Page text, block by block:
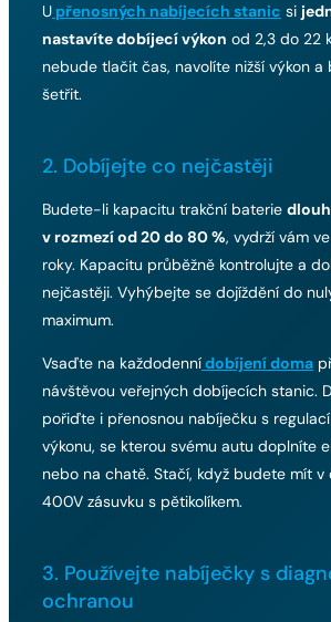
U přenosných nabíjecích stanic si
nastavíte dobíjecí výkon od 2,3 do 22
nebude tlačit čas, navolíte nižší výkon
šetřit.
2. Dobíjejte co nejčastěji
Budete-li kapacitu trakční baterie
v rozmezí od 20 do 80 %, vydrží vám
roky. Kapacitu průběžně kontrolujte a
nejčastěji. Vyhýbejte se dojíždění do
maximum.
Vsaďte na každodennídobíjení doma
návštěvou veřejných dobíjecích stanic.
pořiďte i přenosnou nabíječku s
výkonu, se kterou svému autu doplníte
nebo na chatě. Stačí, když budete mít v
400V zásuvku s pětikolíkem.
3. Používejte nabíječky s
ochranou